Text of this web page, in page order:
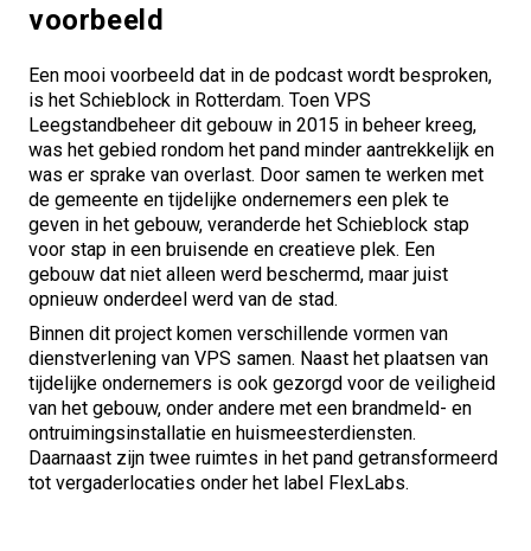
voorbeeld
Een mooi voorbeeld dat in de podcast wordt besproken,
is het Schieblock in Rotterdam. Toen VPS
Leegstandbeheer dit gebouw in 2015 in beheer kreeg,
was het gebied rondom het pand minder aantrekkelijk en
was er sprake van overlast. Door samen te werken met
de gemeente en tijdelijke ondernemers een plek te
geven in het gebouw, veranderde het Schieblock stap
voor stap in een bruisende en creatieve plek. Een
gebouw dat niet alleen werd beschermd, maar juist
opnieuw onderdeel werd van de stad.
Binnen dit project komen verschillende vormen van
dienstverlening van VPS samen. Naast het plaatsen van
tijdelijke ondernemers is ook gezorgd voor de veiligheid
van het gebouw, onder andere met een brandmeld- en
ontruimingsinstallatie en huismeesterdiensten.
Daarnaast zijn twee ruimtes in het pand getransformeerd
tot vergaderlocaties onder het label FlexLabs.